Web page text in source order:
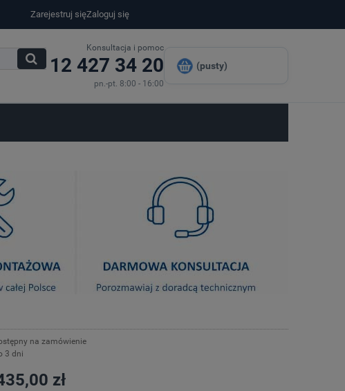
Zarejestruj sięZaloguj się
Konsultacja i pomoc
12 427 34 20
pn.-pt. 8:00 - 16:00
(pusty)
na zamówienie
3 dni
zł